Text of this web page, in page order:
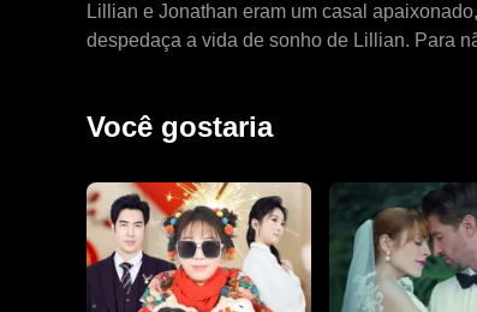
Lillian e Jonathan eram um casal
despedaça a vida de sonho de Lillian. Para
turbilhão de emoções, Jonathan descobre a
Você gostaria